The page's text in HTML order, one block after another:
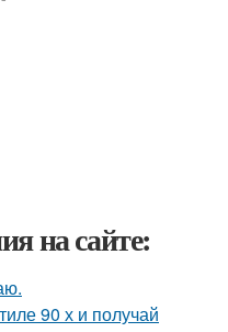
на сайте:
90 х и получай